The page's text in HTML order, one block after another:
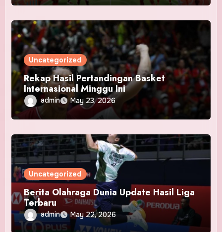
Uncategorized
Rekap Hasil Pertandingan Basket
Internasional Minggu Ini
admin May 23, 2026
Uncategorized
Berita Olahraga Dunia Update Hasil Liga
Terbaru
admin May 22, 2026